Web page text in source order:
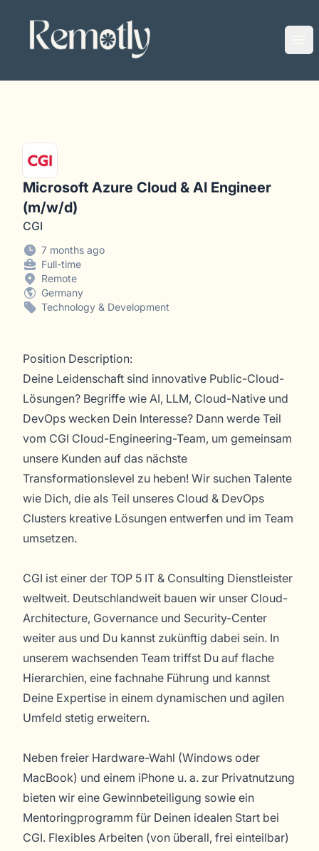
Remotly
Microsoft Azure Cloud & AI Engineer
(m/w/d)
CGI
7 months ago
Full-time
Remote
Germany
Technology & Development
Position Description:
Deine Leidenschaft sind innovative Public-Cloud-
Lösungen? Begriffe wie AI, LLM, Cloud-Native und
DevOps wecken Dein Interesse? Dann werde Teil
vom CGI Cloud-Engineering-Team, um gemeinsam
unsere Kunden auf das nächste
Transformationslevel zu heben! Wir suchen Talente
wie Dich, die als Teil unseres Cloud & DevOps
Clusters kreative Lösungen entwerfen und im Team
umsetzen.
CGI ist einer der TOP 5 IT & Consulting Dienstleister
weltweit. Deutschlandweit bauen wir unser Cloud-
Architecture, Governance und Security-Center
weiter aus und Du kannst zukünftig dabei sein. In
unserem wachsenden Team triffst Du auf flache
Hierarchien, eine fachnahe Führung und kannst
Deine Expertise in einem dynamischen und agilen
Umfeld stetig erweitern.
Neben freier Hardware-Wahl (Windows oder
MacBook) und einem iPhone u. a. zur Privatnutzung
bieten wir eine Gewinnbeteiligung sowie ein
Mentoringprogramm für Deinen idealen Start bei
CGI. Flexibles Arbeiten (von überall, frei einteilbar)